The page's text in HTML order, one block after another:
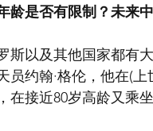
龄是否有限制？未来
斯以及其他国家都有
约翰·格伦，他在(上
在接近80岁高龄又乘